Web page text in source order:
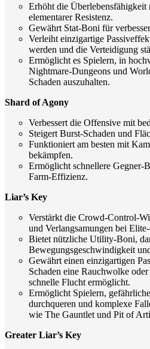
Erhöht die Überlebensfähigkeit
elementarer Resistenz.
Gewährt Stat-Boni für
Verleiht einzigartige
werden und die Verteidigung
Ermöglicht es Spielern, in
Nightmare-Dungeons und
Schaden auszuhalten.
Shard of Agony
Verbessert die Offensive mit
Steigert Burst-Schaden und
Funktioniert am besten mit
bekämpfen.
Ermöglicht schnellere Gegner-
Farm-Effizienz.
Liar’s Key
Verstärkt die Crowd-Control-
und Verlangsamungen bei
Bietet nützliche Utility-Boni,
Bewegungsgeschwindigkeit
Gewährt einen einzigartigen
Schaden eine Rauchwolke
schnelle Flucht ermöglicht.
Ermöglicht Spielern,
durchqueren und komplexe
wie The Gauntlet und Pit of
Greater Liar’s Key